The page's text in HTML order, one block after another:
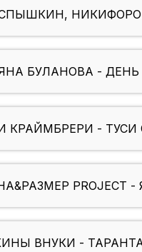
БУЛАНОВА - ДЕНЬ
КРАЙМБРЕРИ - ТУСИ
PROJECT
ВНУКИ -